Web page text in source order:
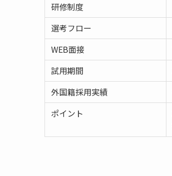
研修制度
選考フロー
WEB面接
試用期間
外国籍採用実績
ポイント